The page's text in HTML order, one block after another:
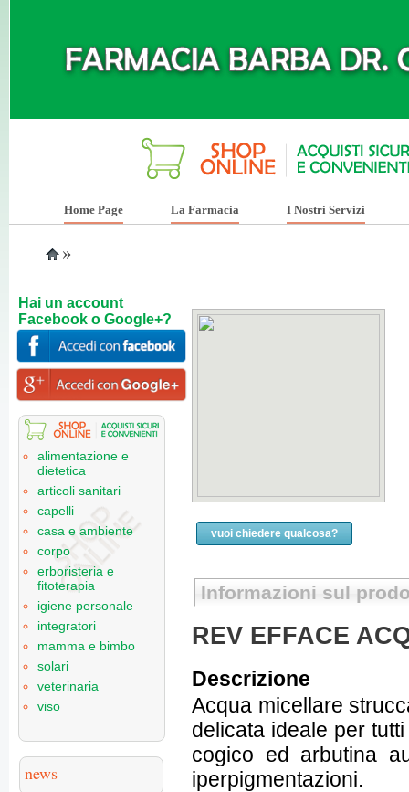
Hai un account
Facebook o Google+?
alimentazione e
dietetica
articoli sanitari
capelli
casa e ambiente
corpo
erboristeria e
fitoterapia
igiene personale
integratori
mamma e bimbo
solari
veterinaria
viso
news
Home Page La Farmacia I Nostri Servizi
»
vuoi chiedere qualcosa?
Informazioni sul
REV EFFACE
Descrizione
Acqua micellare
delicata ideale per
cogico ed arbutina
iperpigmentazioni.